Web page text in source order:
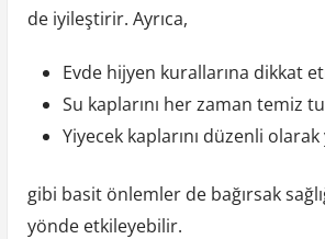
de iyileştirir. Ayrıca,
Evde hijyen kurallarına dikkat
Su kaplarını her zaman temiz
Yiyecek kaplarını düzenli olarak
gibi basit önlemler de bağırsak
yönde etkileyebilir.